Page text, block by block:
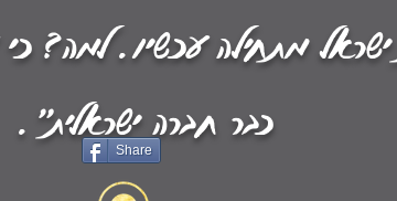
מתחילה עכשיו. למה?
כבר חברה ישראלית".
Share